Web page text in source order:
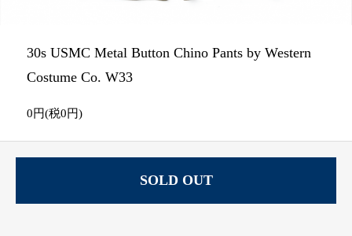
30s USMC Metal Button Chino Pants by Western
Costume Co. W33
0円(税0円)
SOLD OUT